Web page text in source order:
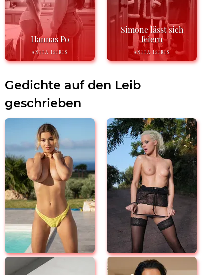
Hannas Po
ANITA ISIRIS
Simone lässt sich
feiern
ANITA ISIRIS
Gedichte auf den Leib
geschrieben